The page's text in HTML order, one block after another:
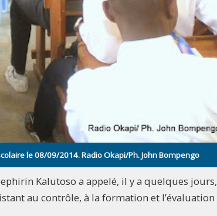
le 08/09/2014. Radio Okapi/Ph. John Bompengo
Kalutoso a appelé, il y a quelques jours,
au contrôle, à la formation et l’évaluation